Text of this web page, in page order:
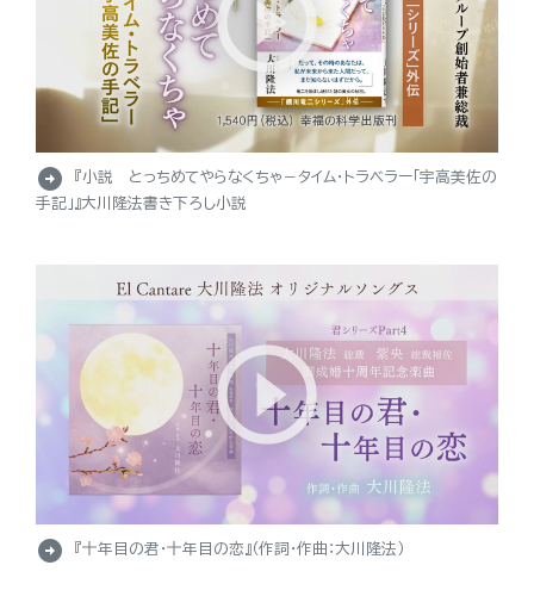
arrow_circle_right
『小説 とっちめてやらなくちゃ－タイム・トラベラー「宇高美佐の
手記」』大川隆法書き下ろし小説
arrow_circle_right 『十年目の君・十年目の恋』（作詞・作曲：大川隆法）